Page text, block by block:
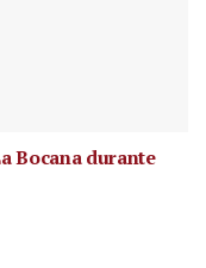
Bocana durante